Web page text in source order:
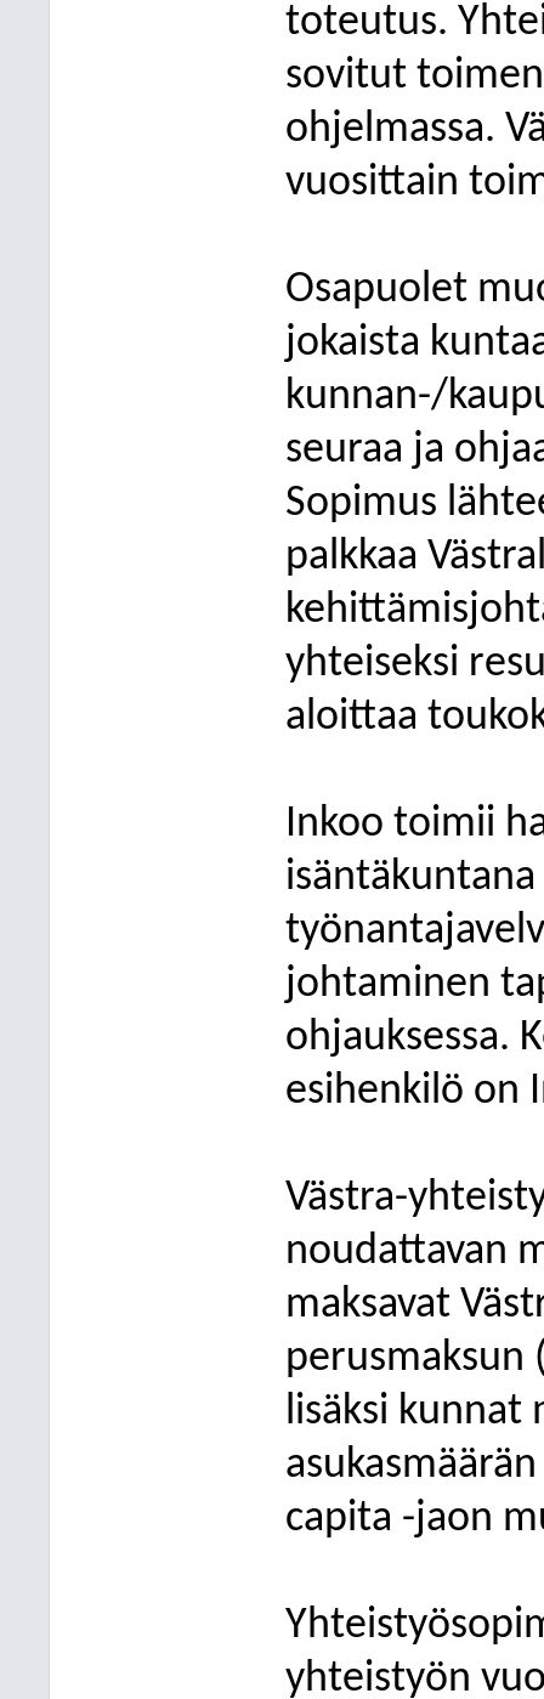
toteutus.
sovitut
ohjelmassa.
vuosittain
Osapuolet
jokaista
kunnan-/
seuraa ja
Sopimus
palkkaa
yhteiseksi
aloittaa
Inkoo toimii
johtaminen
ohjauksessa.
esihenkilö on
Västra-
noudattavan
maksavat
perusmaksun
lisäksi kunnat
capita -jaon
yhteistyön